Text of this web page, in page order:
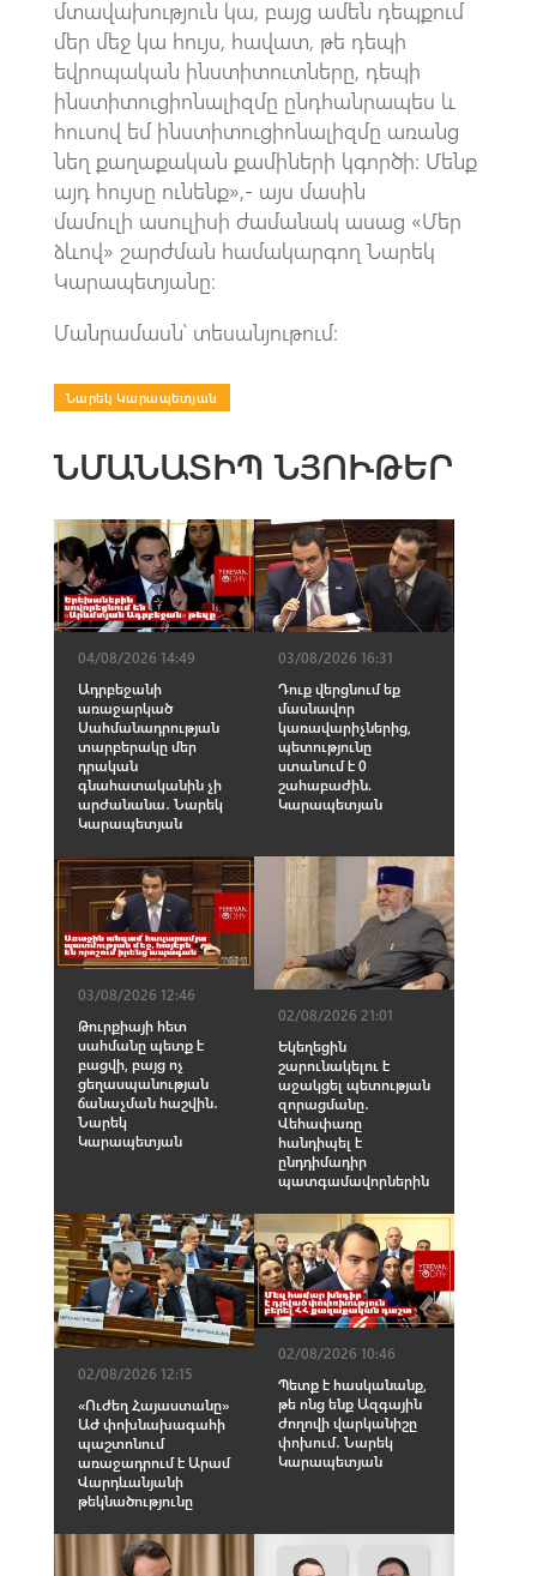
մտավախություն կա, բայց ամեն դեպքում
մեր մեջ կա հույս, հավատ, թե դեպի
եվրոպական ինստիտուտները, դեպի
ինստիտուցիոնալիզմը ընդհանրապես և
հուսով եմ ինստիտուցիոնալիզմը առանց
նեղ քաղաքական քամիների կգործի: Մենք
այդ հույսը ունենք»,- այս մասին
մամուլի ասուլիսի ժամանակ ասաց «Մեր
ձևով» շարժման համակարգող Նարեկ
Կարապետյանը։
Մանրամասն՝ տեսանյութում։
Նարեկ Կարապետյան
ՆՄԱՆԱՏԻՊ ՆՅՈՒԹԵՐ
04/08/2026 14:49
Ադրբեջանի
առաջարկած
Սահմանադրության
տարբերակը մեր
դրական
գնահատականին չի
արժանանա․ Նարեկ
Կարապետյան
03/08/2026 16:31
Դուք վերցնում եք
մասնավոր
կառավարիչներից,
պետությունը
ստանում է 0
շահաբաժին.
Կարապետյան
03/08/2026 12:46
Թուրքիայի հետ
սահմանը պետք է
բացվի, բայց ոչ
ցեղասպանության
ճանաչման հաշվին․
Նարեկ
Կարապետյան
02/08/2026 21:01
Եկեղեցին
շարունակելու է
աջակցել պետության
զորացմանը․
Վեհափառը
հանդիպել է
ընդդիմադիր
պատգամավորներին
02/08/2026 12:15
«Ուժեղ Հայաստանը»
ԱԺ փոխնախագահի
պաշտոնում
առաջադրում է Արամ
Վարդևանյանի
թեկնածությունը
02/08/2026 10:46
Պետք է հասկանանք,
թե ոնց ենք Ազգային
ժողովի վարկանիշը
փոխում․ Նարեկ
Կարապետյան